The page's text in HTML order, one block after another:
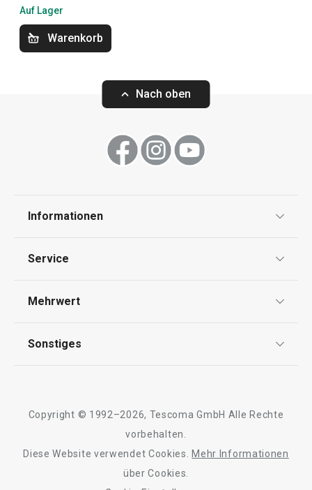
Wetzstahl HOME PROFI, 22 cm
15,90 €
Alle Produkte der Linie HOME PROFI
Auf Lager
Warenkorb
Nach oben
Informationen
Impressum
Service
Kontaktformular
Mehrwert
Qualität
Sonstiges
Barrierefreiheit
Copyright © 1992–2026, Tescoma GmbH Alle Rechte
vorbehalten.
Diese Website verwendet Cookies.
Mehr Informationen
über Cookies.